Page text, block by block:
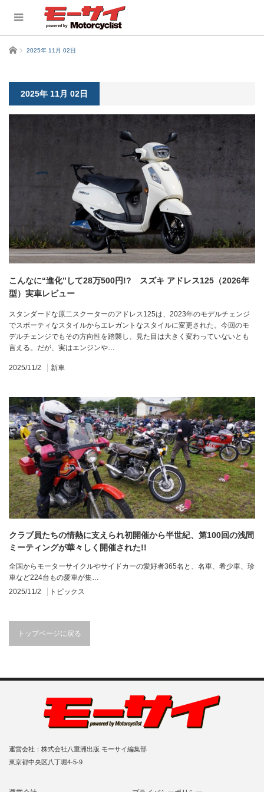
ホーム 2025年 11月 02日
2025年 11月 02日
こんなに“進化”して28万500円!? スズキ アドレス125（2026年
型）実車レビュー
スタンダードな原二スクーターのアドレス125は、2023年のモデルチェンジ
でスポーティなスタイルからエレガントなスタイルに変更された。今回のモ
デルチェンジでもその方向性を踏襲し、見た目は大きく変わっていないとも
言える。だが、実はエンジンや…
2025/11/2 新車
クラブ員たちの情熱に支えられ初開催から半世紀、第100回の浅間
ミーティングが華々しく開催された!!
全国からモーターサイクルやサイドカーの愛好者365名と、名車、希少車、珍
車など224台もの愛車が集…
2025/11/2
トピックス
トップページに戻る
運営会社：株式会社八重洲出版 モーサイ編集部
東京都中央区八丁堀4-5-9